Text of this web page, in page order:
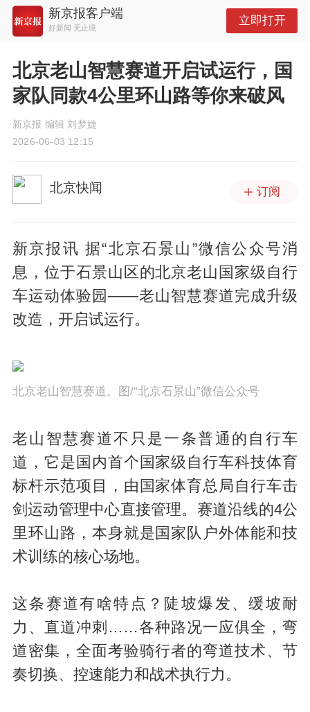
新京报客户端
好新闻 无止境
立即打开
北京老山智慧赛道开启试运行，国
家队同款4公里环山路等你来破风
新京报 编辑 刘梦婕
2026-06-03 12:15
北京快闻 订阅
新京报讯 据“北京石景山”微信公众号消
息，位于石景山区的北京老山国家级自行
车运动体验园——老山智慧赛道完成升级
改造，开启试运行。
北京老山智慧赛道。图/“北京石景山”微信公众号
老山智慧赛道不只是一条普通的自行车
道，它是国内首个国家级自行车科技体育
标杆示范项目，由国家体育总局自行车击
剑运动管理中心直接管理。赛道沿线的4公
里环山路，本身就是国家队户外体能和技
术训练的核心场地。
这条赛道有啥特点？陡坡爆发、缓坡耐
力、直道冲刺……各种路况一应俱全，弯
道密集，全面考验骑行者的弯道技术、节
奏切换、控速能力和战术执行力。